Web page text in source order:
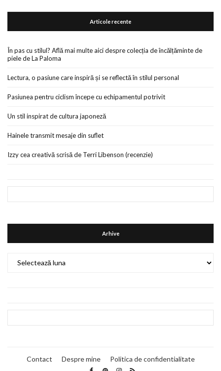
Articole recente
În pas cu stilul? Află mai multe aici despre colecția de încălțăminte de
piele de La Paloma
Lectura, o pasiune care inspiră și se reflectă în stilul personal
Pasiunea pentru ciclism începe cu echipamentul potrivit
Un stil inspirat de cultura japoneză
Hainele transmit mesaje din suflet
Izzy cea creativă scrisă de Terri Libenson (recenzie)
Arhive
Contact Despre mine Politica de confidentialitate